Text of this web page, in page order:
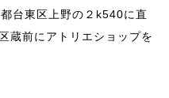
台東区上野の２k540に直
蔵前にアトリエショップを